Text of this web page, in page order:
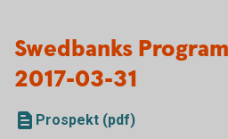
Swedbanks
2017-03-31
Prospekt (pdf)